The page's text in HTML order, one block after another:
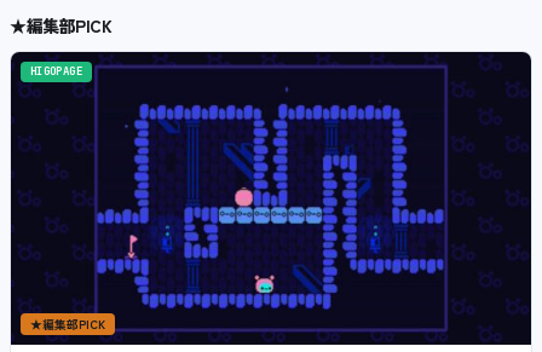
★編集部PICK
HIGOPAGE
★編集部PICK